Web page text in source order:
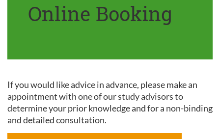
Online Booking
If you would like advice in advance, please make an
appointment with one of our study advisors to
determine your prior knowledge and for a non-binding
and detailed consultation.